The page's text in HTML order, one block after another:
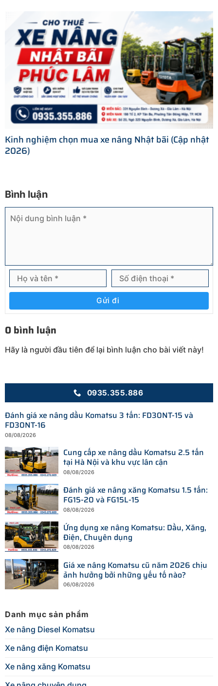
Kinh nghiệm chọn mua xe nâng Nhật bãi (Cập nhật
2026)
Bình luận
Gửi đi
0 bình luận
Hãy là người đầu tiên để lại bình luận cho bài viết này!
0935.355.886
Đánh giá xe nâng dầu Komatsu 3 tấn: FD30NT-15 và
FD30NT-16
08/08/2026
Cung cấp xe nâng dầu Komatsu 2.5 tấn
tại Hà Nội và khu vực lân cận
08/08/2026
Đánh giá xe nâng xăng Komatsu 1.5 tấn:
FG15-20 và FG15L-15
08/08/2026
Ứng dụng xe nâng Komatsu: Dầu, Xăng,
Điện, Chuyên dụng
08/08/2026
Giá xe nâng Komatsu cũ năm 2026 chịu
ảnh hưởng bởi những yếu tố nào?
06/08/2026
Danh mục sản phẩm
Xe nâng Diesel Komatsu
Xe nâng điện Komatsu
Xe nâng xăng Komatsu